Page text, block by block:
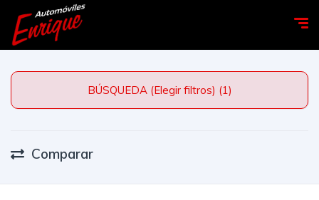
BÚSQUEDA (Elegir filtros) (1)
Comparar